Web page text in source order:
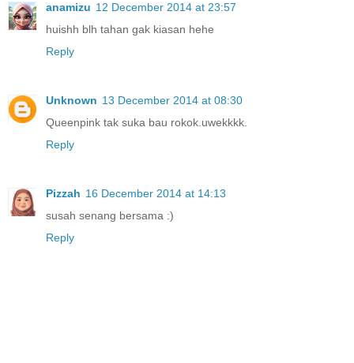
anamizu 12 December 2014 at 23:57
huishh blh tahan gak kiasan hehe
Reply
Unknown 13 December 2014 at 08:30
Queenpink tak suka bau rokok.uwekkkk.
Reply
Pizzah 16 December 2014 at 14:13
susah senang bersama :)
Reply